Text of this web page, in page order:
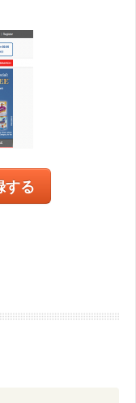
する